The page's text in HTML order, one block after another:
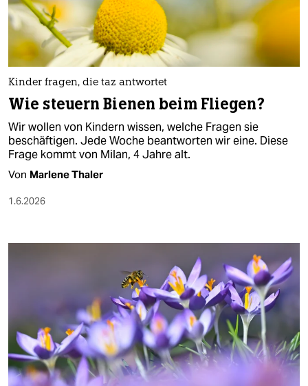
nord
wahrheit
verlag
verlag
veranstaltungen
shop
fragen & hilfe
Kinder fragen, die taz antwortet
Wie steuern Bienen beim Fliegen?
Wir wollen von Kindern wissen, welche Fragen sie
beschäftigen. Jede Woche beantworten wir eine. Diese
Frage kommt von Milan, 4 Jahre alt.
Von Marlene Thaler
1.6.2026